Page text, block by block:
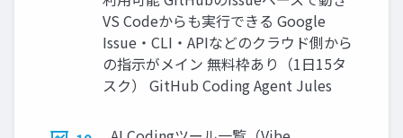
VS Codeからも実行できる Google
Issue・CLI・APIなどのクラウド側から
の指示がメイン 無料枠あり（1日15タ
スク） GitHub Coding Agent Jules